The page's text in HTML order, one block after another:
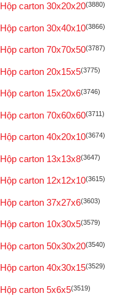
Hộp carton 30x20x20(3880)
Hộp carton 30x40x10(3866)
Hộp carton 70x70x50(3787)
Hộp carton 20x15x5(3775)
Hộp carton 15x20x6(3746)
Hộp carton 70x60x60(3711)
Hộp carton 40x20x10(3674)
Hộp carton 13x13x8(3647)
Hộp carton 12x12x10(3615)
Hộp carton 37x27x6(3603)
Hộp carton 10x30x5(3579)
Hộp carton 50x30x20(3540)
Hộp carton 40x30x15(3529)
Hộp carton 5x6x5(3519)